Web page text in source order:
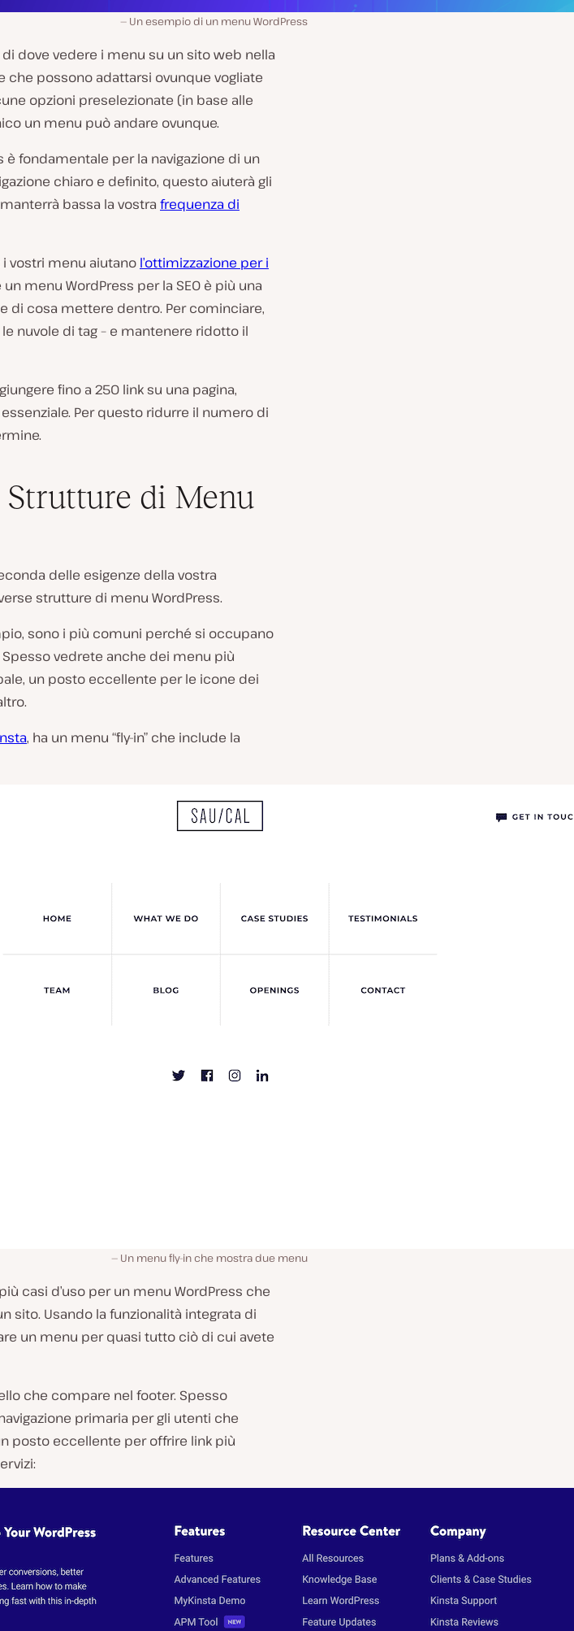
Un esempio di un menu WordPress
dove vedere i menu su un sito web nella
che possono adattarsi ovunque vogliate
opzioni preselezionate (in base alle
un menu può andare ovunque.
è fondamentale per la navigazione di un
chiaro e definito, questo aiuterà gli
bassa la vostra frequenza di
vostri menu aiutano l’ottimizzazione per i
menu WordPress per la SEO è più una
di cosa mettere dentro. Per cominciare,
nuvole di tag – e mantenere ridotto il
fino a 250 link su una pagina,
essenziale. Per questo ridurre il numero di
di Menu
delle esigenze della vostra
strutture di menu WordPress.
sono i più comuni perché si occupano
Spesso vedrete anche dei menu più
un posto eccellente per le icone dei
, ha un menu “fly-in” che include la
Un menu fly-in che mostra due menu
casi d’uso per un menu WordPress che
sito. Usando la funzionalità integrata di
un menu per quasi tutto ciò di cui avete
che compare nel footer. Spesso
primaria per gli utenti che
posto eccellente per offrire link più